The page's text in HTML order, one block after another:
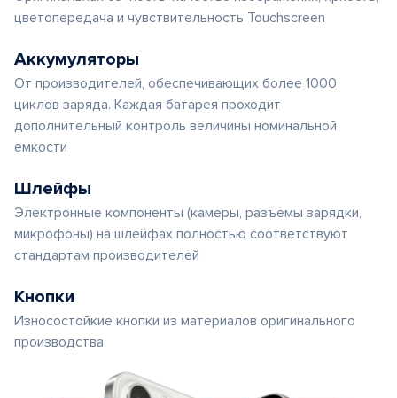
цветопередача и чувствительность Touchscreen
Аккумуляторы
От производителей, обеспечивающих более 1000
циклов заряда. Каждая батарея проходит
дополнительный контроль величины номинальной
емкости
Шлейфы
Электронные компоненты (камеры, разъемы зарядки,
микрофоны) на шлейфах полностью соответствуют
стандартам производителей
Кнопки
Износостойкие кнопки из материалов оригинального
производства